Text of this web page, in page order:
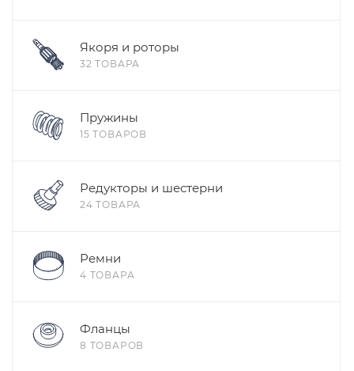
Якоря и роторы
32 ТОВАРА
Пружины
15 ТОВАРОВ
Редукторы и шестерни
24 ТОВАРА
Ремни
4 ТОВАРА
Фланцы
8 ТОВАРОВ